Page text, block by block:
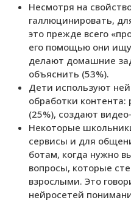
Несмотря на
галлюцинировать,
это прежде всего
его помощью они
делают домашние
объяснить (53%).
Дети используют
обработки
(25%), создают
Некоторые
сервисы и для
ботам, когда нужно
вопросы, которые
взрослыми. Это
нейросетей